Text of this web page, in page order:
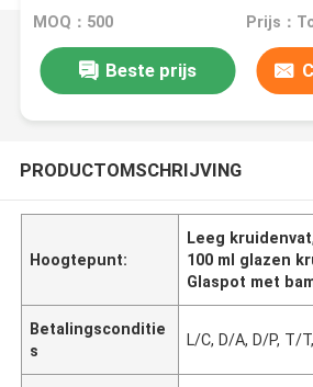
deksel
MOQ：500 Prijs：
Beste prijs
PRODUCTOMSCHRIJVING
Hoogtepunt:
Leeg kruidenvat,
100 ml glazen
Glaspot met
Betalingsconditie
s
L/C, D/A, D/P, T/